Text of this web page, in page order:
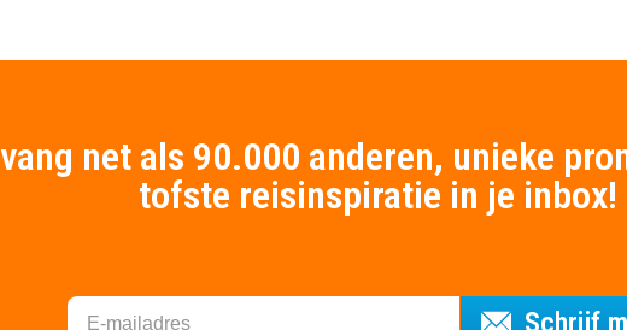
net als 90.000 anderen, unieke
tofste reisinspiratie in je inbox!
Schrijf